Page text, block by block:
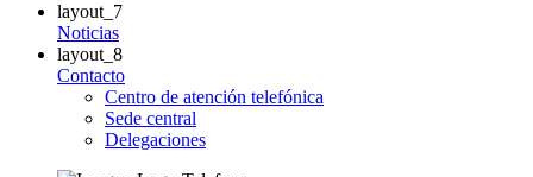
layout_7
Noticias
layout_8
Contacto
Centro de atención telefónica
Sede central
Delegaciones